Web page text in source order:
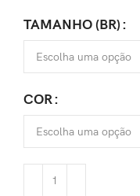
TAMANHO (BR)
COR